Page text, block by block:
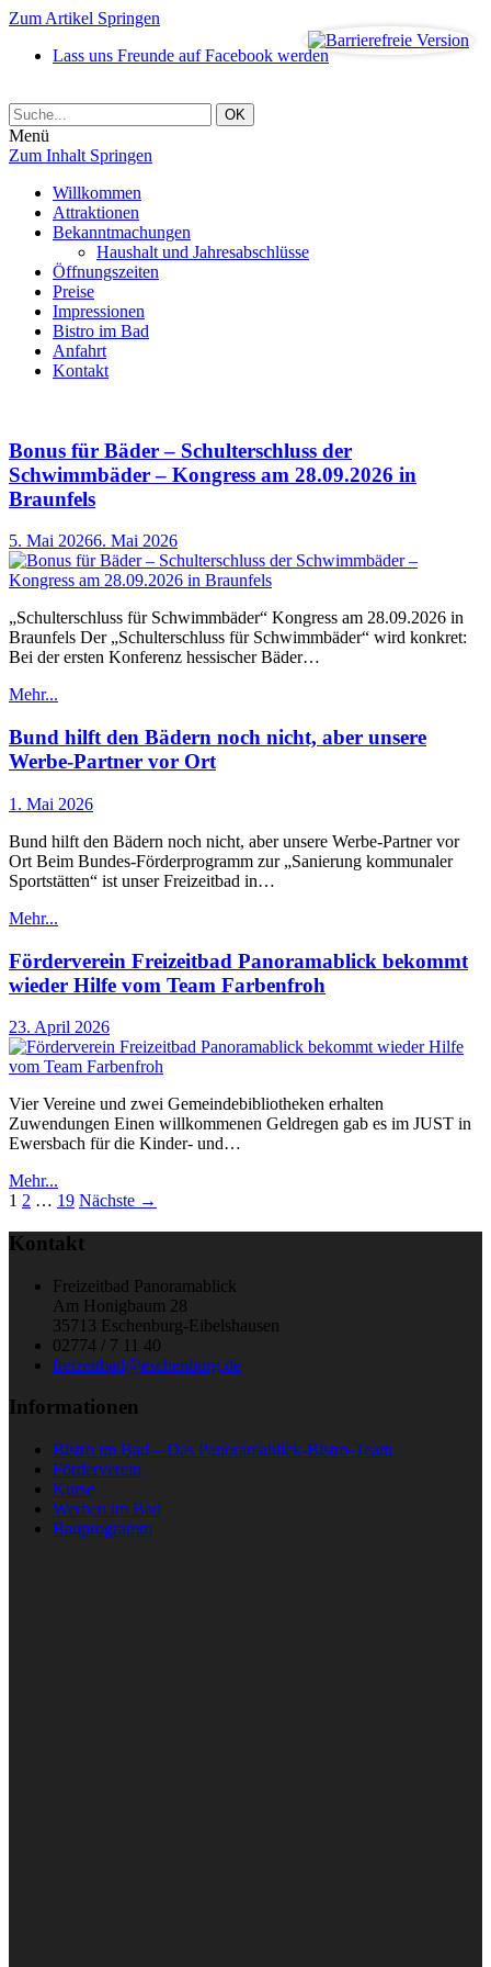
Zum Artikel Springen
Lass uns Freunde auf Facebook werden
Menü
Zum Inhalt Springen
Willkommen
Attraktionen
Bekanntmachungen
Haushalt und Jahresabschlüsse
Öffnungszeiten
Preise
Impressionen
Bistro im Bad
Anfahrt
Kontakt
Bonus für Bäder – Schulterschluss der
Schwimmbäder – Kongress am 28.09.2026 in
Braunfels
5. Mai 20266. Mai 2026
„Schulterschluss für Schwimmbäder“ Kongress am 28.09.2026 in
Braunfels Der „Schulterschluss für Schwimmbäder“ wird konkret:
Bei der ersten Konferenz hessischer Bäder…
Mehr...
Bund hilft den Bädern noch nicht, aber unsere
Werbe-Partner vor Ort
1. Mai 2026
Bund hilft den Bädern noch nicht, aber unsere Werbe-Partner vor
Ort Beim Bundes-Förderprogramm zur „Sanierung kommunaler
Sportstätten“ ist unser Freizeitbad in…
Mehr...
Förderverein Freizeitbad Panoramablick bekommt
wieder Hilfe vom Team Farbenfroh
23. April 2026
Vier Vereine und zwei Gemeindebibliotheken erhalten
Zuwendungen Einen willkommenen Geldregen gab es im JUST in
Ewersbach für die Kinder- und…
Mehr...
1 2 … 19 Nächste →
Kontakt
Freizeitbad Panoramablick
Am Honigbaum 28
35713 Eschenburg-Eibelshausen
02774 / 7 11 40
freizeitbad@eschenburg.de
Informationen
Bistro im Bad – Das Panoramablick-Bistro-Team
Förderverein
Kurse
Werben im Bad
Bauprogramm